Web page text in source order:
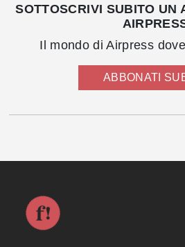
SOTTOSCRIVI SUBITO UN
Il mondo di Airpress
ABBONATI